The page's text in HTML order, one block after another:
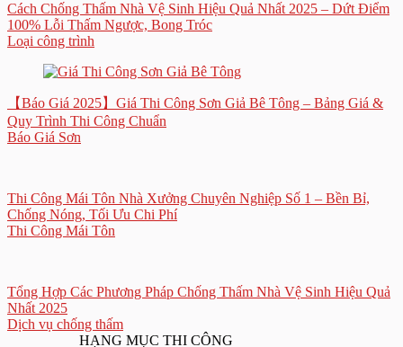
Cách Chống Thấm Nhà Vệ Sinh Hiệu Quả Nhất 2025 – Dứt Điểm
100% Lỗi Thấm Ngược, Bong Tróc
Loại công trình
【Báo Giá 2025】Giá Thi Công Sơn Giả Bê Tông – Bảng Giá &
Quy Trình Thi Công Chuẩn
Báo Giá Sơn
Thi Công Mái Tôn Nhà Xưởng Chuyên Nghiệp Số 1 – Bền Bỉ,
Chống Nóng, Tối Ưu Chi Phí
Thi Công Mái Tôn
Tổng Hợp Các Phương Pháp Chống Thấm Nhà Vệ Sinh Hiệu Quả
Nhất 2025
Dịch vụ chống thấm
HẠNG MỤC THI CÔNG